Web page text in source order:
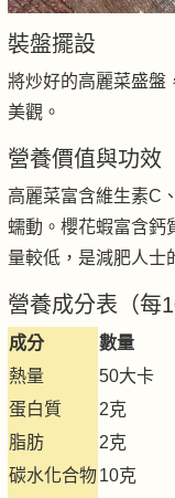
裝盤擺設
將炒好的高麗菜盛盤
美觀。
營養價值與功效
高麗菜富含維生素C
蠕動。櫻花蝦富含鈣
量較低，是減肥人士
營養成分表（每
成分
數量
熱量
50大卡
蛋白質
2克
脂肪
2克
碳水化合物10克